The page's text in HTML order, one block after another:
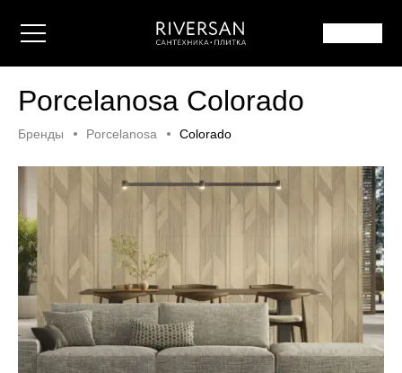
Porcelanosa Colorado
Бренды Porcelanosa Colorado